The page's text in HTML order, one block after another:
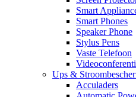
Smart
Smart Phones
Speaker Phone
Stylus Pens
Vaste Telefoon
Ups &
Acculaders